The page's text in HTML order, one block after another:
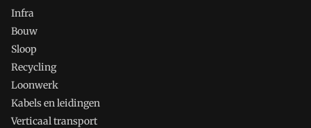
Infra
Bouw
Sloop
Recycling
Loonwerk
Kabels en leidingen
Verticaal transport